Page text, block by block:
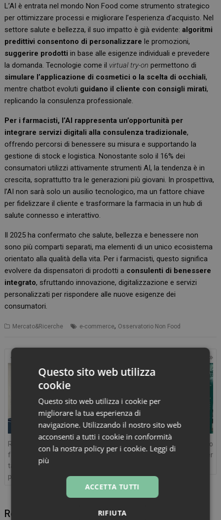
L’AI è entrata nel mondo Non Food come strumento strategico
per ottimizzare processi e migliorare l’esperienza d’acquisto. Nel
settore salute e bellezza, il suo impatto è già evidente:algoritmi
predittivi consentono di personalizzare le promozioni,
suggerire prodotti in base alle esigenze individuali e prevedere
la domanda. Tecnologie come il virtual try-onpermettono di
simulare l’applicazione di cosmetici o la scelta di occhiali,
mentre chatbot evoluti guidano il cliente con consigli mirati,
replicando la consulenza professionale.
Per i farmacisti, l’AI rappresenta un’opportunità per
integrare servizi digitali alla consulenza tradizionale,
offrendo percorsi di benessere su misura e supportando la
gestione di stock e logistica. Nonostante solo il 16% dei
consumatori utilizzi attivamente strumenti AI, la tendenza è in
crescita, soprattutto tra le generazioni più giovani. In prospettiva,
l’AI non sarà solo un ausilio tecnologico, ma un fattore chiave
per fidelizzare il cliente e trasformare la farmacia in un hub di
salute connesso e interattivo.
Il 2025 ha confermato che salute, bellezza e benessere non
sono più comparti separati, ma elementi di un unico ecosistema
orientato alla qualità della vita. Per i farmacisti, questo significa
evolvere da dispensatori di prodotti a consulenti di benessere
integrato, sfruttando innovazione, digitalizzazione e servizi
personalizzati per rispondere alle nuove esigenze dei
consumatori.
Mercato&Ricerche e-commerce, Osservatorio Non Food
Navigazione
articoli
Rapporto Crea: sempre più
famiglie costrette a pagare di
tasca propria. Cresce la spesa
privata e arretra l’equità Ssn
Prosit Farma rilancia il progetto
“Scuola e Farmacia insieme per
Related posts
Questo sito web utilizza
cookie
Questo sito web utilizza i cookie per
migliorare la tua esperienza di
navigazione. Utilizzando il nostro sito web
acconsenti a tutti i cookie in conformità
con la nostra policy per i cookie. Leggi di
più
ACCETTA TUTTI
RIFIUTA